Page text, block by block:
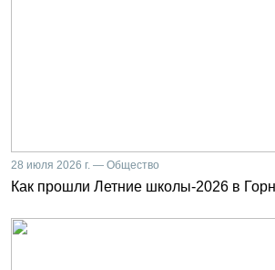
28 июля 2026 г. — Общество
Как прошли Летние школы-2026 в